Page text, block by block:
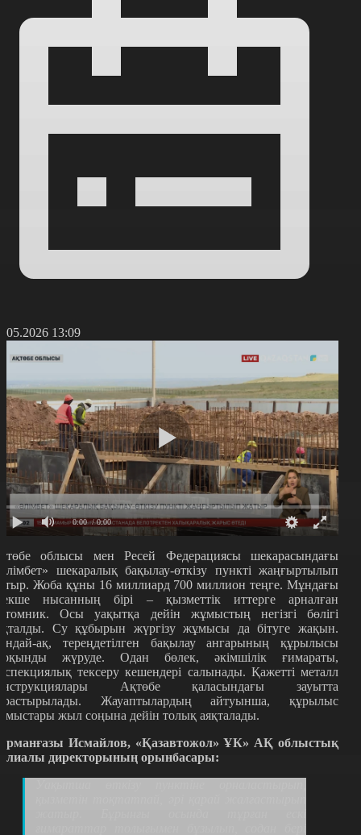
13:09
0:00 / 0:00
облысы мен Ресей Федерациясы шекарасындағы
шекаралық бақылау-өткізу пункті жаңғыртылып
Жоба құны 16 миллиард 700 миллион теңге. Мұндағы
нысанның бірі – қызметтік иттерге арналған
Осы уақытқа дейін жұмыстың негізгі бөлігі
Су құбырын жүргізу жұмысы да бітуге жақын.
ақ, тереңдетілген бақылау ангарының құрылысы
жүруде. Одан бөлек, әкімшілік ғимараты,
тексеру кешендері салынады. Қажетті металл
Ақтөбе қаласындағы зауытта
Жауаптылардың айтуынша, құрылыс
жыл соңына дейін толық аяқталады.
ұрманғазы Исмайлов, «Қазавтожол» ҰК» АҚ облыстық
директорының орынбасары: